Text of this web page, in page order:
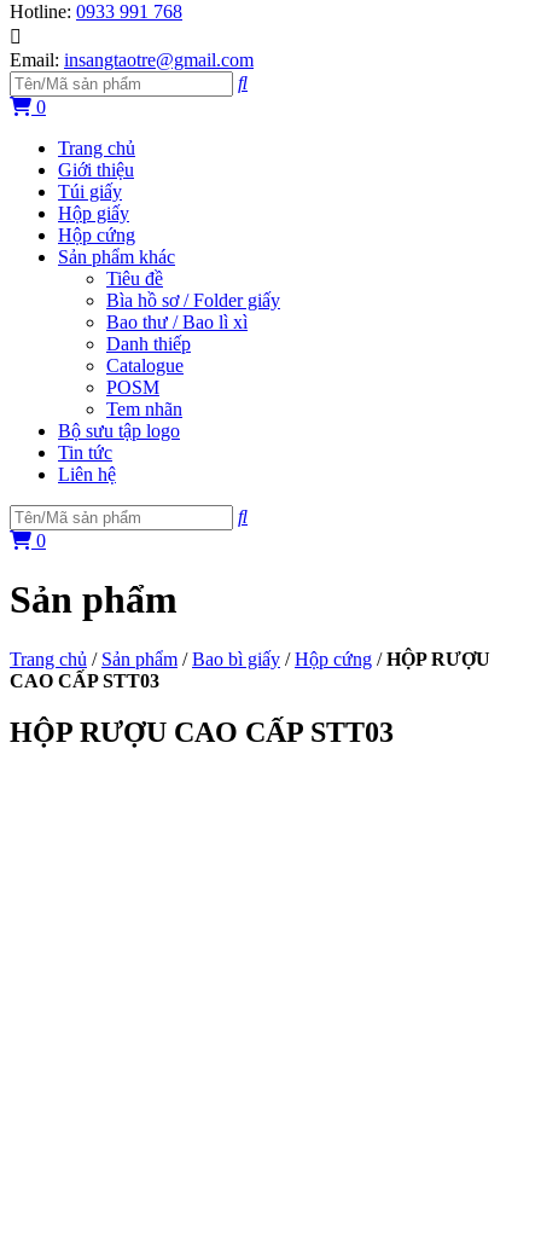
Hotline: 0933 991 768
Email: insangtaotre@gmail.com
0
Trang chủ
Giới thiệu
Túi giấy
Hộp giấy
Hộp cứng
Sản phẩm khác
Tiêu đề
Bìa hồ sơ / Folder giấy
Bao thư / Bao lì xì
Danh thiếp
Catalogue
POSM
Tem nhãn
Bộ sưu tập logo
Tin tức
Liên hệ
0
Sản phẩm
Trang chủ / Sản phẩm /Bao bì giấy /Hộp cứng /HỘP RƯỢU
CAO CẤP STT03
HỘP RƯỢU CAO CẤP STT03